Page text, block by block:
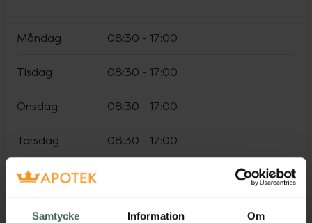
Samtycke Information Om
Måndag 08:30 - 17:00
Tisdag 08:30 - 17:00
Onsdag 08:30 - 17:00
Torsdag 08:30 - 17:00
Fredag
Lördag Stängt